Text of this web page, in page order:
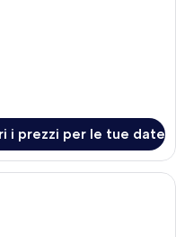
i prezzi per le tue date
una cassaforte in camera,